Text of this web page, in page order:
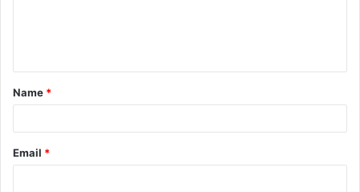
Name *
Email *